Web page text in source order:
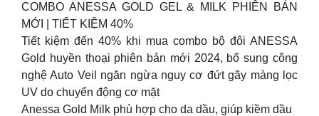
COMBO ANESSA GOLD GEL & MILK PHIÊN BẢN
MỚI | TIẾT KIỆM 40%
Tiết kiệm đến 40% khi mua combo bộ đôi ANESSA
Gold huyền thoại phiên bản mới 2024, bổ sung công
nghệ Auto Veil ngăn ngừa nguy cơ đứt gãy màng lọc
UV do chuyển động cơ mặt
Anessa Gold Milk phù hợp cho da dầu, giúp kiềm dầu